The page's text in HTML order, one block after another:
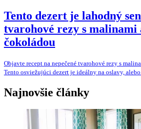
Tento dezert je lahodný
tvarohové rezy s malinami
čokoládou
Objavte recept na nepečené tvarohové rezy s
Tento osviežujúci dezert je ideálny na oslavy,
Najnovšie články